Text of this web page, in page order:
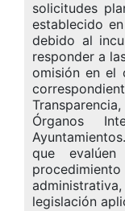
solicitudes
establecido
debido al
responder a
omisión en el
Órganos
que
legislación